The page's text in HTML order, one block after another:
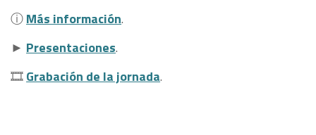
ⓘMás información.
► Presentaciones.
🎞Grabación de la jornada.